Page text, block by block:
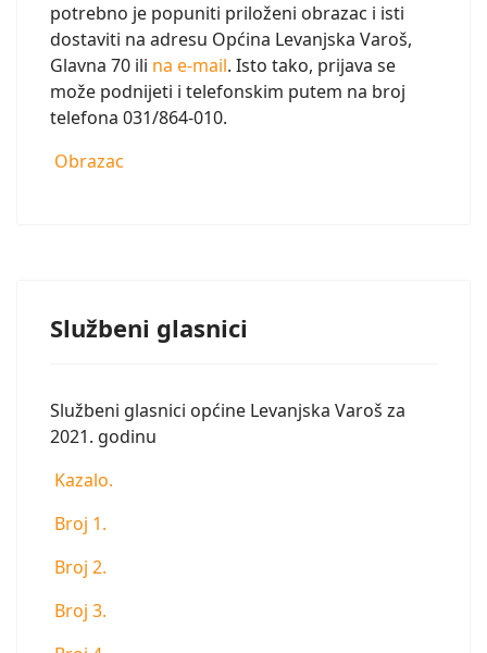
potrebno je popuniti priloženi obrazac i isti
dostaviti na adresu Općina Levanjska Varoš,
Glavna 70 ili na e-mail. Isto tako, prijava se
može podnijeti i telefonskim putem na broj
telefona 031/864-010.
Obrazac
Službeni glasnici
Službeni glasnici općine Levanjska Varoš za
2021. godinu
Kazalo.
Broj 1.
Broj 2.
Broj 3.